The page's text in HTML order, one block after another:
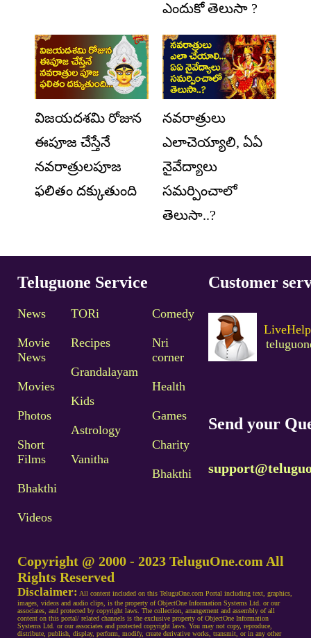
ఎందుకో తెలుసా ?
విజయదశమి రోజున
ఈపూజ చేస్తేనే
నవరాత్రులపూజ
ఫలితం దక్కుతుంది
నవరాత్రులు
ఎలాచెయ్యాలి, ఏఏ
నైవేద్యాలు
సమర్పించాలో
తెలుసా..?
Teluguone Service
News
Movie
News
Movies
Photos
Short
Films
Bhakthi
Videos
TORi
Recipes
Grandalayam
Kids
Astrology
Vanitha
Comedy
Nri
corner
Health
Games
Charity
Bhakthi
Customer
Send your
Copyright @ 2000 - 2023 TeluguOne.com All
Rights Reserved
Disclaimer: All content included on this TeluguOne.com Portal including text, graphics,
images, videos and audio clips, is the property of ObjectOne Information Systems Ltd. or our
associates, and protected by copyright laws. The collection, arrangement and assembly of all
content on this portal/ related channels is the exclusive property of ObjectOne Information
Systems Ltd. or our associates and protected copyright laws. You may not copy, reproduce,
distribute, publish, display, perform, modify, create derivative works, transmit, or in any other